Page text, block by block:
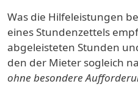
Was die Hilfeleistungen
eines Stundenzettels
abgeleisteten Stunden
den der Mieter sogleich
ohne besondere